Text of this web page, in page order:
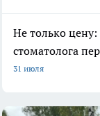
Не только
стоматолога
31 июля